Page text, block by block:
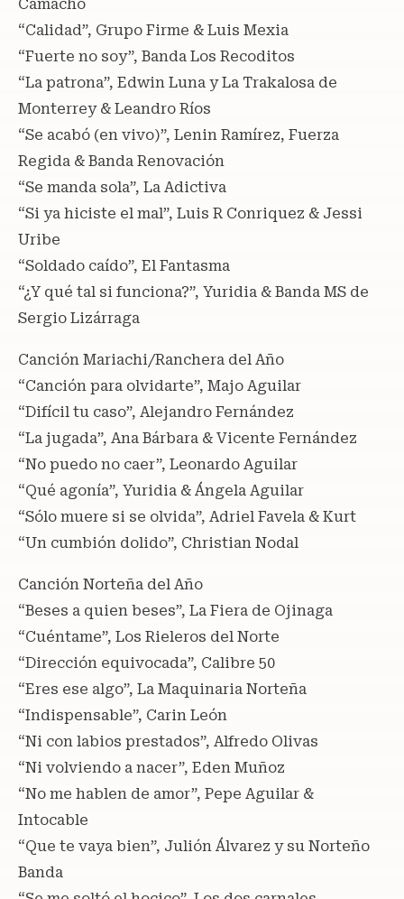
Camacho
“Calidad”, Grupo Firme & Luis Mexia
“Fuerte no soy”, Banda Los Recoditos
“La patrona”, Edwin Luna y La Trakalosa de
Monterrey & Leandro Ríos
“Se acabó (en vivo)”, Lenin Ramírez, Fuerza
Regida & Banda Renovación
“Se manda sola”, La Adictiva
“Si ya hiciste el mal”, Luis R Conriquez & Jessi
Uribe
“Soldado caído”, El Fantasma
“¿Y qué tal si funciona?”, Yuridia & Banda MS de
Sergio Lizárraga
Canción Mariachi/Ranchera del Año
“Canción para olvidarte”, Majo Aguilar
“Difícil tu caso”, Alejandro Fernández
“La jugada”, Ana Bárbara & Vicente Fernández
“No puedo no caer”, Leonardo Aguilar
“Qué agonía”, Yuridia & Ángela Aguilar
“Sólo muere si se olvida”, Adriel Favela & Kurt
“Un cumbión dolido”, Christian Nodal
Canción Norteña del Año
“Beses a quien beses”, La Fiera de Ojinaga
“Cuéntame”, Los Rieleros del Norte
“Dirección equivocada”, Calibre 50
“Eres ese algo”, La Maquinaria Norteña
“Indispensable”, Carin León
“Ni con labios prestados”, Alfredo Olivas
“Ni volviendo a nacer”, Eden Muñoz
“No me hablen de amor”, Pepe Aguilar &
Intocable
“Que te vaya bien”, Julión Álvarez y su Norteño
Banda